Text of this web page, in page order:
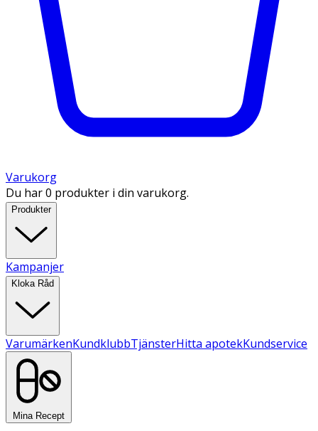
Varukorg
Du har 0 produkter i din varukorg.
Produkter
Kampanjer
Kloka Råd
VarumärkenKundklubbTjänsterHitta apotekKundservice
Mina Recept